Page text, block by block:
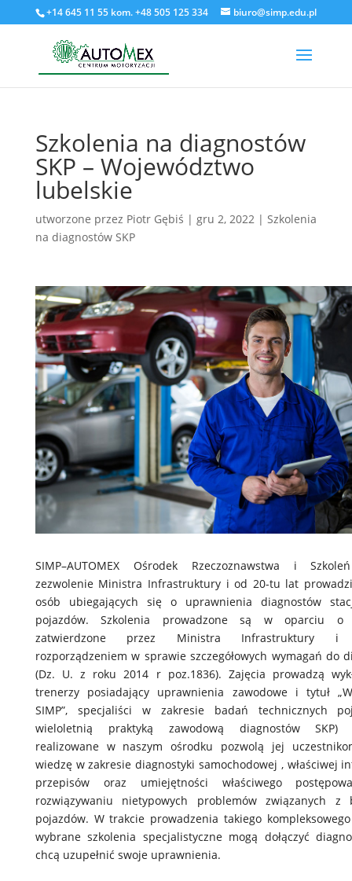
+14 645 11 55 kom. +48 505 125 334 biuro@simp.edu.pl
Szkolenia na diagnostów
SKP – Województwo
lubelskie
utworzone przez Piotr Gębiś | gru 2, 2022| Szkolenia
na diagnostów SKP
SIMP–AUTOMEX Ośrodek Rzeczoznawstwa i
zezwolenie Ministra Infrastruktury i od 20-tu lat
osób ubiegających się o uprawnienia diagnostów
pojazdów. Szkolenia prowadzone są w oparciu o
zatwierdzone przez Ministra Infrastruktury i
rozporządzeniem w sprawie szczegółowych wymagań do
(Dz. U. z roku 2014 r poz.1836). Zajęcia prowadzą
trenerzy posiadający uprawnienia zawodowe i tytuł
SIMP”, specjaliści w zakresie badań technicznych
wieloletnią praktyką zawodową diagnostów SKP)
realizowane w naszym ośrodku pozwolą jej
wiedzę w zakresie diagnostyki samochodowej , właściwej
przepisów oraz umiejętności właściwego
rozwiązywaniu nietypowych problemów związanych z
pojazdów. W trakcie prowadzenia takiego
wybrane szkolenia specjalistyczne mogą dołączyć
chcą uzupełnić swoje uprawnienia.